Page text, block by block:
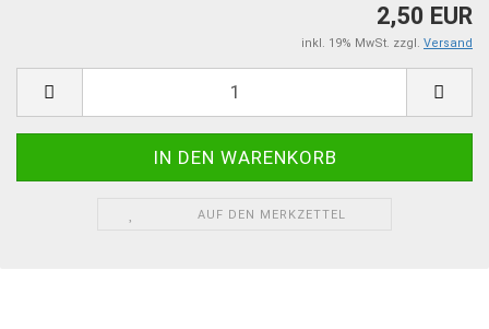
2,50 EUR
inkl. 19% MwSt. zzgl. Versand
AUF DEN MERKZETTEL